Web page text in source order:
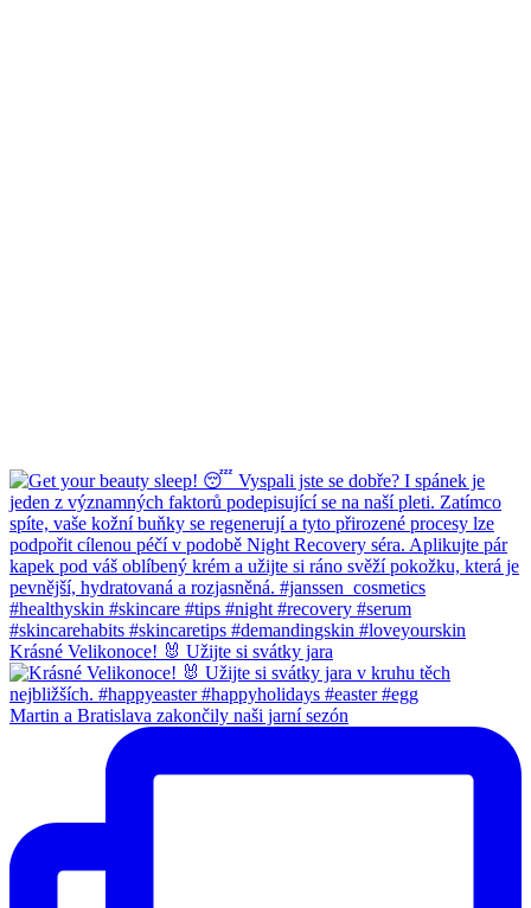
Krásné Velikonoce! 🐰 Užijte si svátky jara
Martin a Bratislava zakončily naši jarní sezón